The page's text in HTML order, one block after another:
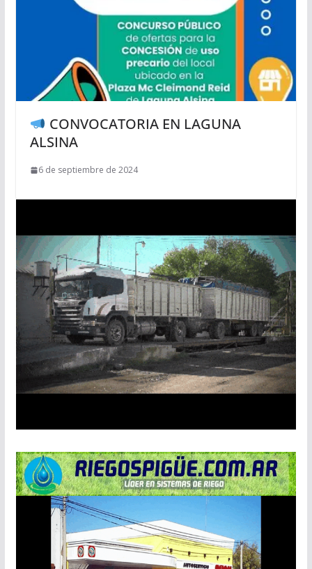
CONVOCATORIA EN LAGUNA
ALSINA
6 de septiembre de 2024